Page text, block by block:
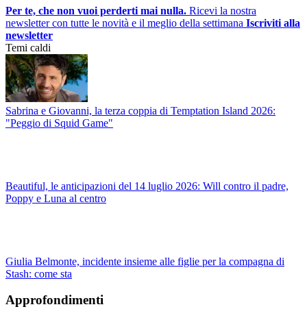
Per te, che non vuoi perderti mai nulla. Ricevi la nostra
newsletter con tutte le novità e il meglio della settimana Iscriviti alla
newsletter
Temi caldi
Sabrina e Giovanni, la terza coppia di Temptation Island 2026:
"Peggio di Squid Game"
Beautiful, le anticipazioni del 14 luglio 2026: Will contro il padre,
Poppy e Luna al centro
Giulia Belmonte, incidente insieme alle figlie per la compagna di
Stash: come sta
Approfondimenti